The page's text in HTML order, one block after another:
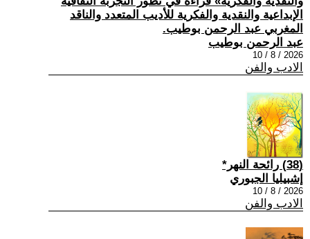
الإبداعية والنقدية والفكرية للأديب المتعدد والناقد
المغربي عبد الرحمن بوطيب.
عبد الرحمن بوطيب
2026 / 8 / 10
الادب والفن
(38) رائحة النهر*
إشبيليا الجبوري
2026 / 8 / 10
الادب والفن